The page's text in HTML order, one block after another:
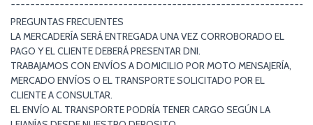
PREGUNTAS FRECUENTES
LA MERCADERÍA SERÁ ENTREGADA UNA VEZ CORROBORADO EL
PAGO Y EL CLIENTE DEBERÁ PRESENTAR DNI.
TRABAJAMOS CON ENVÍOS A DOMICILIO POR MOTO MENSAJERÍA,
MERCADO ENVÍOS O EL TRANSPORTE SOLICITADO POR EL
CLIENTE A CONSULTAR.
EL ENVÍO AL TRANSPORTE PODRÍA TENER CARGO SEGÚN LA